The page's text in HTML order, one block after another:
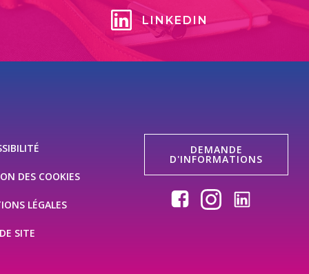
LINKEDIN
DES COOKIES
LÉGALES
SITE
DEMANDE
D'INFORMATIONS